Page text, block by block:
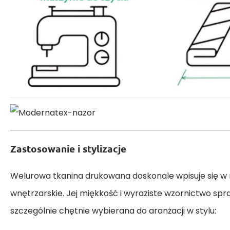
Zastosowanie i stylizacje
Welurowa tkanina drukowana doskonale wpisuje się
wnętrzarskie. Jej miękkość i wyraziste wzornictwo
szczególnie chętnie wybierana do aranżacji w stylu: